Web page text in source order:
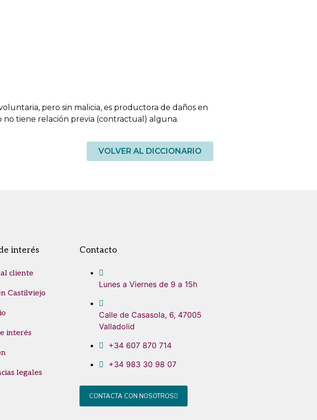
pero sin malicia, es productora de daños en
tiene relación previa (contractual) alguna.
VOLVER AL DICCIONARIO
interés
cliente
Castilviejo
interés
legales
Contacto
Lunes a Viernes de 9 a 15h
Calle de Casasola, 6, 47005
Valladolid
+34 607 870 714
+34 983 30 98 07
CONTACTA CON NOSOTROS